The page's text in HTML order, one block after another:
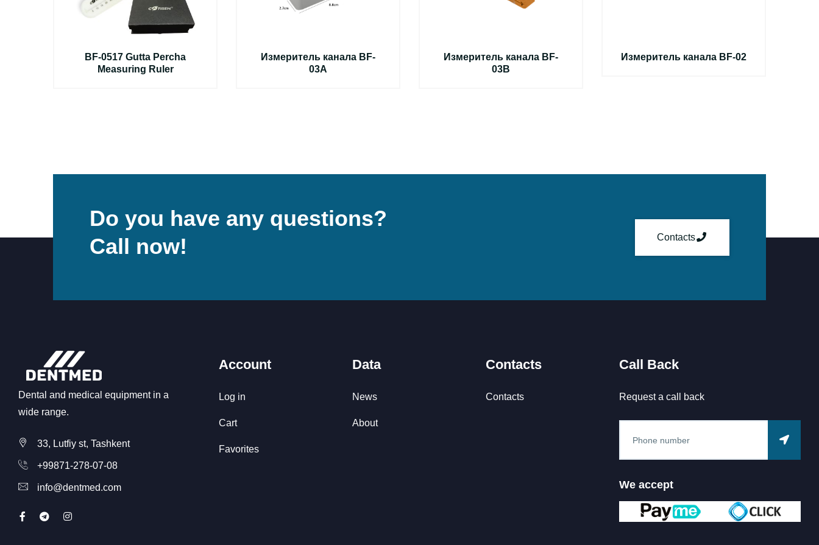
BF-0517 Gutta Percha
Measuring Ruler
Измеритель канала BF-
03A
Измеритель канала BF-
03B
Измеритель канала BF-02
Do you have any questions?
Call now!
Contacts
Dental and medical equipment in a
wide range.
33, Lutfiy st, Tashkent
+99871-278-07-08
info@dentmed.com
Account
Log in
Cart
Favorites
Data
News
About
Contacts
Contacts
Call Back
Request a call back
We accept